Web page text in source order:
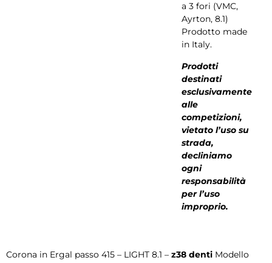
a 3 fori (VMC,
Ayrton, 8.1)
Prodotto made
in Italy.
Prodotti
destinati
esclusivamente
alle
competizioni,
vietato l’uso su
strada,
decliniamo
ogni
responsabilità
per l’uso
improprio.
Corona in Ergal passo 415 – LIGHT 8.1 – z38 denti Modello